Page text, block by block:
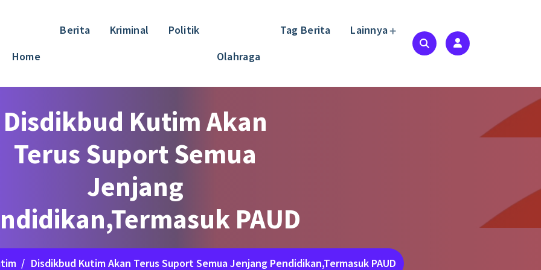
Home
Berita Kriminal
Politik
Olahraga
Tag Berita Lainnya
Disdikbud Kutim Akan
Terus Suport Semua
Jenjang
PAUD
/ Disdikbud Kutim Akan Terus Suport Semua Jenjang Pendidikan,Termasuk PAUD